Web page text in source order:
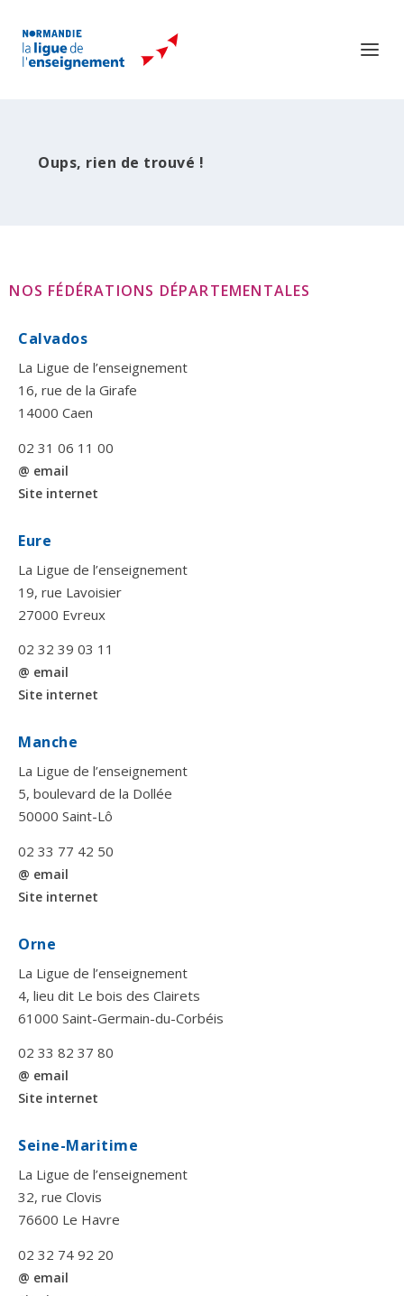
Oups, rien de trouvé !
NOS FÉDÉRATIONS DÉPARTEMENTALES
Calvados
La Ligue de l’enseignement
16, rue de la Girafe
14000 Caen
02 31 06 11 00
@ email
Site internet
Eure
La Ligue de l’enseignement
19, rue Lavoisier
27000 Evreux
02 32 39 03 11
@ email
Site internet
Manche
La Ligue de l’enseignement
5, boulevard de la Dollée
50000 Saint-Lô
02 33 77 42 50
@ email
Site internet
Orne
La Ligue de l’enseignement
4, lieu dit Le bois des Clairets
61000 Saint-Germain-du-Corbéis
02 33 82 37 80
@ email
Site internet
Seine-Maritime
La Ligue de l’enseignement
32, rue Clovis
76600 Le Havre
02 32 74 92 20
@ email